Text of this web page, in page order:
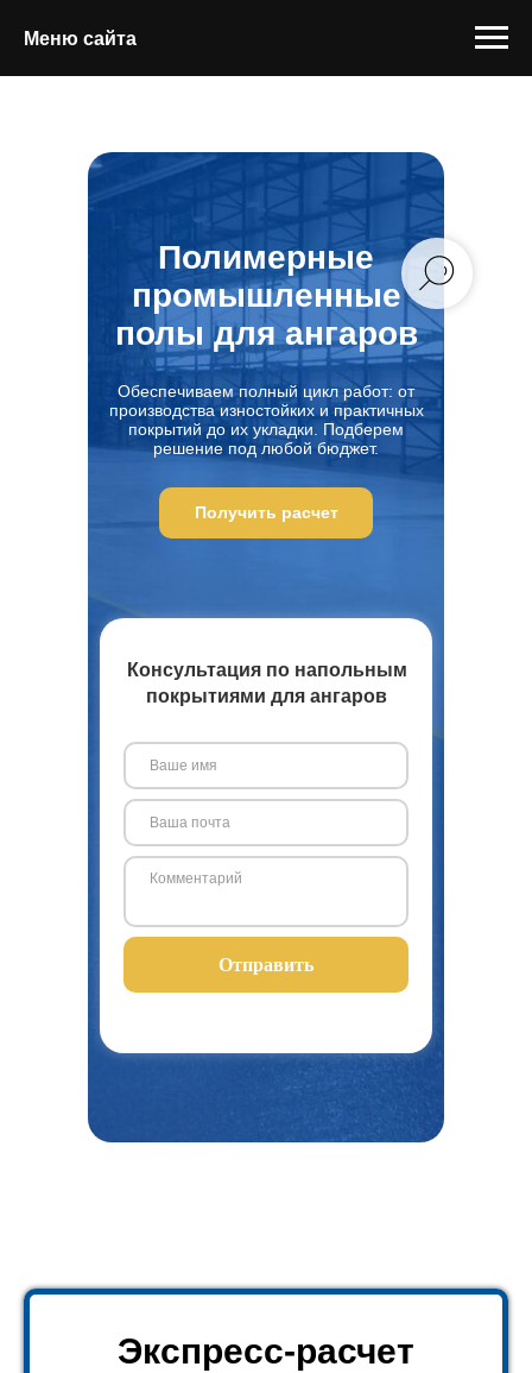
Меню сайта
Отправить
Консультация по напольным
покрытиями для ангаров
Полимерные
промышленные
полы для ангаров
Обеспечиваем полный цикл работ: от
производства изностойких и практичных
покрытий до их укладки. Подберем
решение под любой бюджет.
Получить расчет
Экспресс-расчет